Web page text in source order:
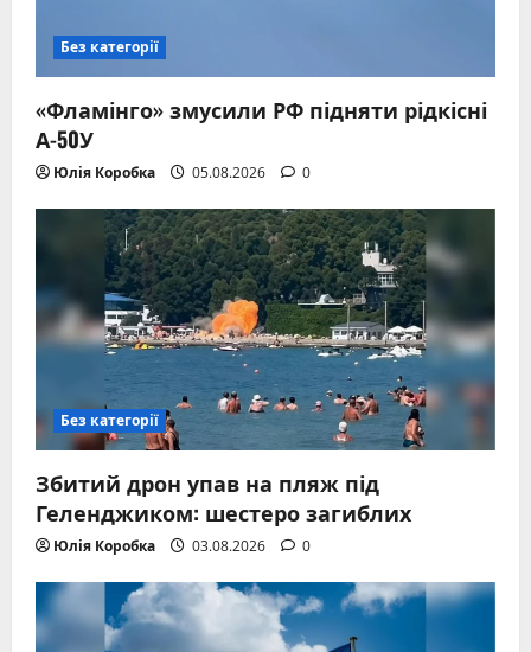
Без категорії
«Фламінго» змусили РФ підняти рідкісні
А-50У
Юлія Коробка 05.08.2026 0
Без категорії
Збитий дрон упав на пляж під
Геленджиком: шестеро загиблих
Юлія Коробка 03.08.2026 0